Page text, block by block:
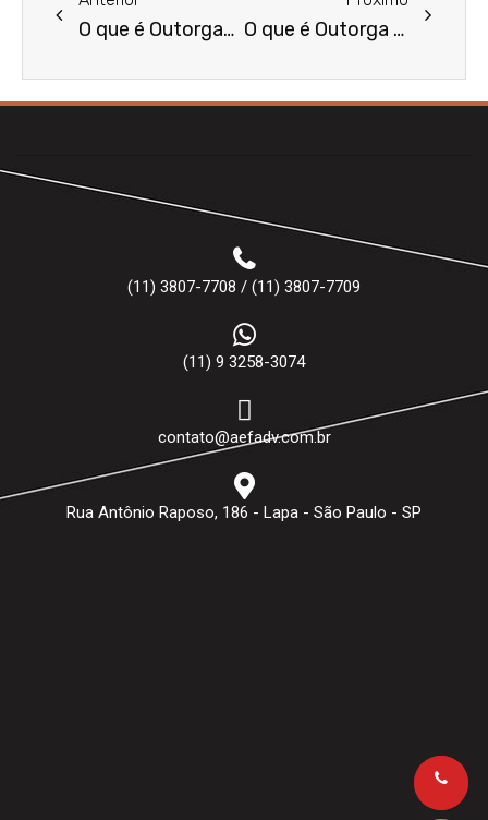
O que é Outorgante e Outorgado? O que é Outorga UX?
(11) 3807-7708 / (11) 3807-7709
(11) 9 3258-3074
contato@aefadv.com.br
Rua Antônio Raposo, 186 - Lapa - São Paulo - SP